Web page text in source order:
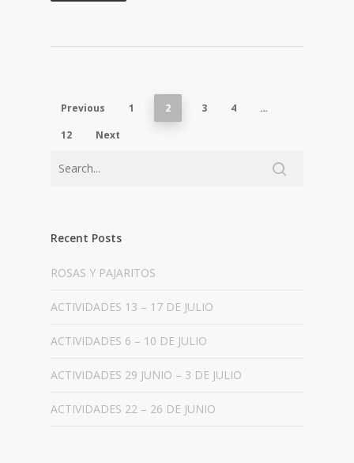
Previous 1 2 3 4
…
12
Next
Recent Posts
ROSAS Y PAJARITOS
ACTIVIDADES 13 – 17 DE JULIO
ACTIVIDADES 6 – 10 DE JULIO
ACTIVIDADES 29 JUNIO – 3 DE JULIO
ACTIVIDADES 22 – 26 DE JUNIO